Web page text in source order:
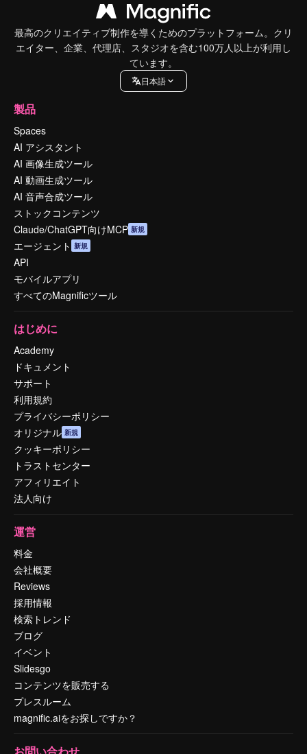
最高のクリエイティブ制作を導くためのプラットフォーム。クリ
エイター、企業、代理店、スタジオを含む100万人以上が利用し
ています。
日本語
製品
Spaces
AI アシスタント
AI 画像生成ツール
AI 動画生成ツール
AI 音声合成ツール
ストックコンテンツ
Claude/ChatGPT向けMCP 新規
エージェント 新規
API
モバイルアプリ
すべてのMagnificツール
はじめに
Academy
ドキュメント
サポート
利用規約
プライバシーポリシー
オリジナル 新規
クッキーポリシー
トラストセンター
アフィリエイト
法人向け
運営
料金
会社概要
Reviews
採用情報
検索トレンド
ブログ
イベント
Slidesgo
コンテンツを販売する
プレスルーム
magnific.aiをお探しですか？
お問い合わせ